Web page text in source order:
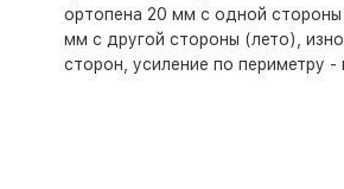
ортопена 20 мм с одной стороны
мм с другой стороны (лето),
сторон, усиление по периметру -